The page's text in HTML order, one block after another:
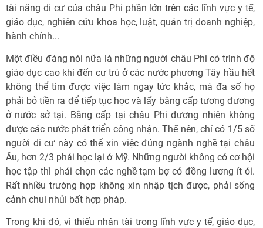
tài năng di cư của châu Phi phần lớn trên các lĩnh vực y tế,
giáo dục, nghiên cứu khoa học, luật, quản trị doanh nghiệp,
hành chính...
Một điều đáng nói nữa là những người châu Phi có trình độ
giáo dục cao khi đến cư trú ở các nước phương Tây hầu hết
không thể tìm được việc làm ngay tức khắc, mà đa số họ
phải bỏ tiền ra để tiếp tục học và lấy bằng cấp tương đương
ở nước sở tại. Bằng cấp tại châu Phi đương nhiên không
được các nước phát triển công nhận. Thế nên, chỉ có 1/5 số
người di cư này có thể xin việc đúng ngành nghề tại châu
Âu, hơn 2/3 phải học lại ở Mỹ. Những người không có cơ hội
học tập thì phải chọn các nghề tạm bợ có đồng lương ít ỏi.
Rất nhiều trường hợp không xin nhập tịch được, phải sống
cảnh chui nhủi bất hợp pháp.
Trong khi đó, vì thiếu nhân tài trong lĩnh vực y tế, giáo dục,